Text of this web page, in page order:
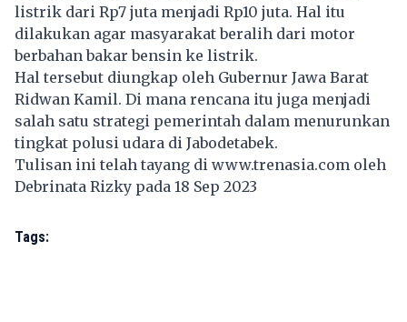
listrik dari Rp7 juta menjadi Rp10 juta. Hal itu
dilakukan agar masyarakat beralih dari motor
berbahan bakar bensin ke listrik.
Hal tersebut diungkap oleh Gubernur Jawa Barat
Ridwan Kamil. Di mana rencana itu juga menjadi
salah satu strategi pemerintah dalam menurunkan
tingkat polusi udara di Jabodetabek.
Tulisan ini telah tayang di www.trenasia.com oleh
Debrinata Rizky pada 18 Sep 2023
Tags: